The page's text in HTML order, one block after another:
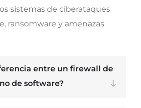
sistemas de ciberataques
ransomware y amenazas
entre un firewall de
de software?